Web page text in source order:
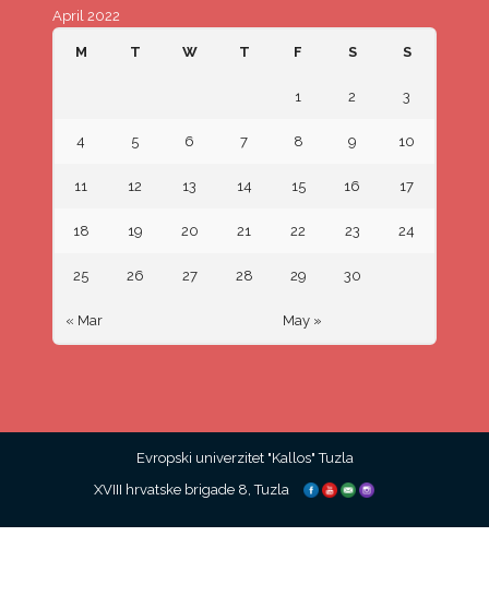
April 2022
M T W T F S S
« Mar May »
1 2 3
4 5 6 7 8 9 10
11 12 13 14 15 16 17
18 19 20 21 22 23 24
25 26 27 28 29 30
Evropski univerzitet "Kallos" Tuzla
XVIII hrvatske brigade 8, Tuzla